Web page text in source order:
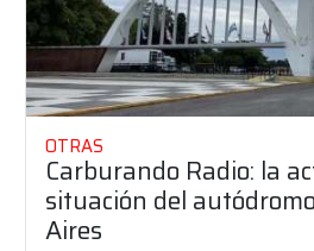
OTRAS
Carburando Radio: la
situación del
Aires